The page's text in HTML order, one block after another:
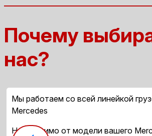
Почему
нас?
Мы работаем со всей линейкой
Mercedes
Независимо от модели вашего